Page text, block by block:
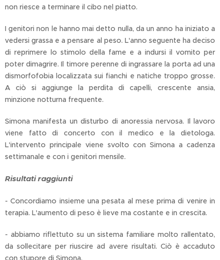
non riesce a terminare il cibo nel piatto.
I genitori non le hanno mai detto nulla, da un anno ha iniziato a
vedersi grassa e a pensare al peso. L'anno seguente ha deciso
di reprimere lo stimolo della fame e a indursi il vomito per
poter dimagrire. Il timore perenne di ingrassare la porta ad una
dismorfofobia localizzata sui fianchi e natiche troppo grosse.
A ciò si aggiunge la perdita di capelli, crescente ansia,
minzione notturna frequente.
Simona manifesta un disturbo di anoressia nervosa. Il lavoro
viene fatto di concerto con il medico e la dietologa.
L'intervento principale viene svolto con Simona a cadenza
settimanale e con i genitori mensile.
Risultati raggiunti
- Concordiamo insieme una pesata al mese prima di venire in
terapia. L'aumento di peso è lieve ma costante e in crescita.
- abbiamo riflettuto su un sistema familiare molto rallentato,
da sollecitare per riuscire ad avere risultati. Ciò è accaduto
con stupore di Simona.